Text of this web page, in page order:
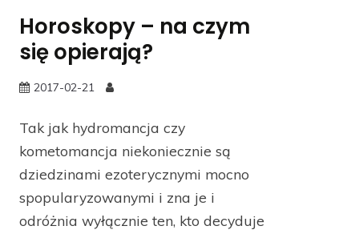
Horoskopy – na czym
się opierają?
2017-02-21
Tak jak hydromancja czy
kometomancja niekoniecznie są
dziedzinami ezoterycznymi mocno
spopularyzowanymi i zna je i
odróżnia wyłącznie ten, kto decyduje